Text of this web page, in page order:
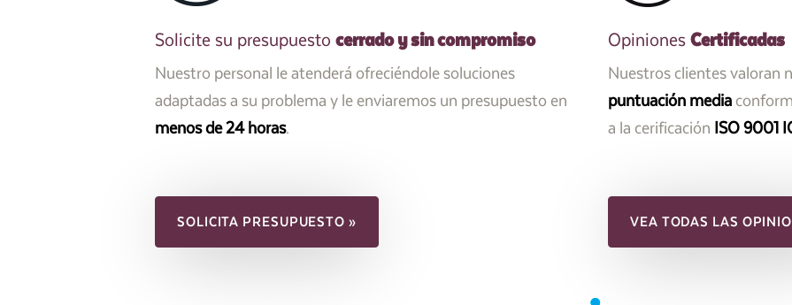
Solicite su presupuesto cerrado y sin compromiso
Nuestro personal le atenderá ofreciéndole soluciones
adaptadas a su problema y le enviaremos un presupuesto en
menos de 24 horas.
SOLICITA PRESUPUESTO »
Opiniones Certificadas
Nuestros clientes valoran
puntuación media
a la cerificación ISO 9001
VEA TODAS LAS